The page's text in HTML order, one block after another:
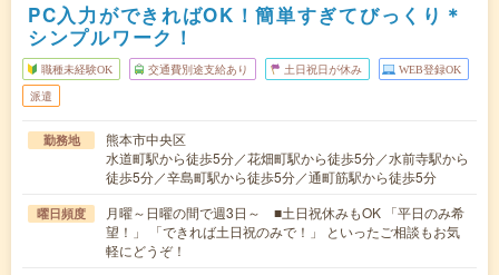
PC入力ができればOK！簡単すぎてびっくり＊
シンプルワーク！
職種未経験OK 交通費別途支給あり 土日祝日が休み WEB登録OK
派遣
勤務地
熊本市中央区
水道町駅から徒歩5分／花畑町駅から徒歩5分／水前寺駅から
徒歩5分／辛島町駅から徒歩5分／通町筋駅から徒歩5分
曜日頻度
月曜～日曜の間で週3日～ ■土日祝休みもOK 「平日のみ希
望！」 「できれば土日祝のみで！」 といったご相談もお気
軽にどうぞ！